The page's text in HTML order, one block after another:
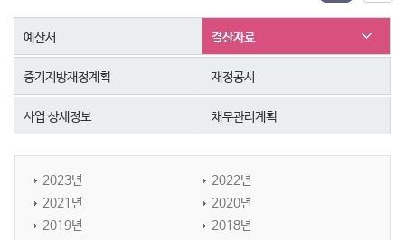
예산서 결산자료
중기지방재정계획 재정공시
사업 상세정보 채무관리계획
2023년
2022년
2021년
2020년
2019년
2018년